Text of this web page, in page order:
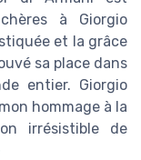
à Giorgio
et la grâce
sa place dans
entier. Giorgio
hommage à la
irrésistible de